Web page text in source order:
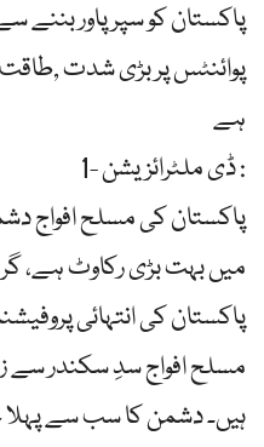
پاکستان کو سپر پاور
پوائنٹس پر بڑی شدت ,طاقت
ہے
1- ڈی ملٹرائزیشن :
پاکستان کی مسلح افواج
میں بہت بڑی رکاوٹ ہے،
پاکستان کی انتہائی
مسلح افواج سدِ سکندر
ہیں۔ دشمن کا سب سے